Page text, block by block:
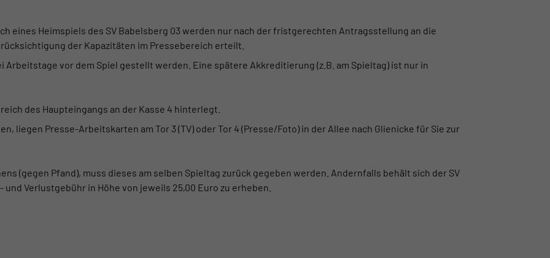
eines Heimspiels des SV Babelsberg 03 werden nur nach der fristgerechten Antragsstellung an die
der Kapazitäten im Pressebereich erteilt.
vor dem Spiel gestellt werden. Eine spätere Akkreditierung (z.B. am Spieltag) ist nur in
des Haupteingangs an der Kasse 4 hinterlegt.
liegen Presse-Arbeitskarten am Tor 3 (TV) oder Tor 4 (Presse/Foto) in der Allee nach Glienicke für Sie zur
(gegen Pfand), muss dieses am selben Spieltag zurück gegeben werden. Andernfalls behält sich der SV
Verlustgebühr in Höhe von jeweils 25,00 Euro zu erheben.